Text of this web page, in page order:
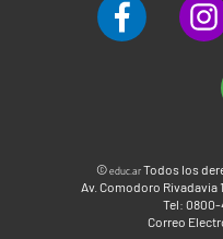
©educ.arTodos los
Av. Comodoro Rivadavia
Tel: 0800-
Correo